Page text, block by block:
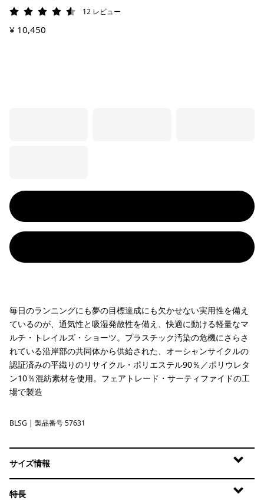
評価: 4.6 / 5
12 レビュー
¥ 10,450
毎日のランニングにも夢の目標達成にも欠かせない実用性を備え
ているのが、通気性と吸湿発散性を備え、快適に動ける軽量なマ
ルチ・トレイルズ・ショーツ。プラスチック汚染の危機にさらさ
れている沿岸部の共同体から供給された、オーシャンサイクルの
認証済みの平織りのリサイクル・ポリエステル90％／ポリウレタ
ン10％混紡素材を使用。フェアトレード・サーティファイドの工
場で製造
Blue Sage
BLSG | 製品番号 57631
サイズ情報
特長